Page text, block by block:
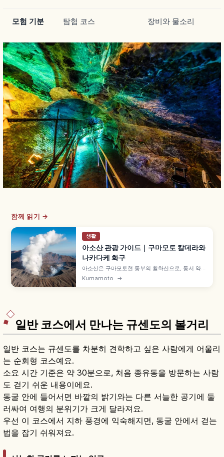
모험 기분 탐험 코스 장비와 물소리
함께 읽기 →
생활
아소산 관광 가이드｜구마모토 칼데라와
나카다케 화구
아소산은 구마모토현 동부의 활화산으로, 동서 약
18km·남북 약 25km·둘레 약 128km의 세계 최대
Kumamoto →
일반 코스에서 만나는 규센도의 볼거리
일반 코스는 규센도를 차분히 견학하고 싶은 사람에게 어울리
는 순회형 코스예요.
소요 시간 기준은 약 30분으로, 처음 종유동을 방문하는 사람
도 걷기 쉬운 내용이에요.
동굴 안에 들어서면 바깥의 밝기와는 다른 서늘한 공기에 둘
러싸여 여행의 분위기가 크게 달라져요.
우선 이 코스에서 지하 풍경에 익숙해지면, 동굴 안에서 걷는
법을 잡기 쉬워져요.